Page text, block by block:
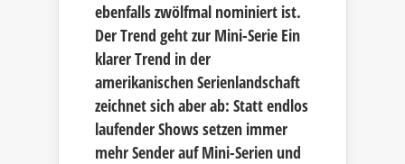
ebenfalls zwölfmal nominiert ist.
Der Trend geht zur Mini-Serie Ein
klarer Trend in der
amerikanischen Serienlandschaft
zeichnet sich aber ab: Statt endlos
laufender Shows setzen immer
mehr Sender auf Mini-Serien und